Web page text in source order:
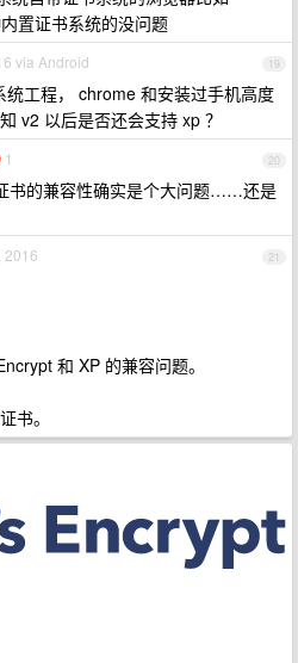
置证书系统的没问题
19
via Android
统工程， chrome 和安装过手机高度
v2 以后是否还会支持 xp ？
20
1
书的兼容性确实是个大问题……还是
21
2016
和 XP 的兼容问题。
书。